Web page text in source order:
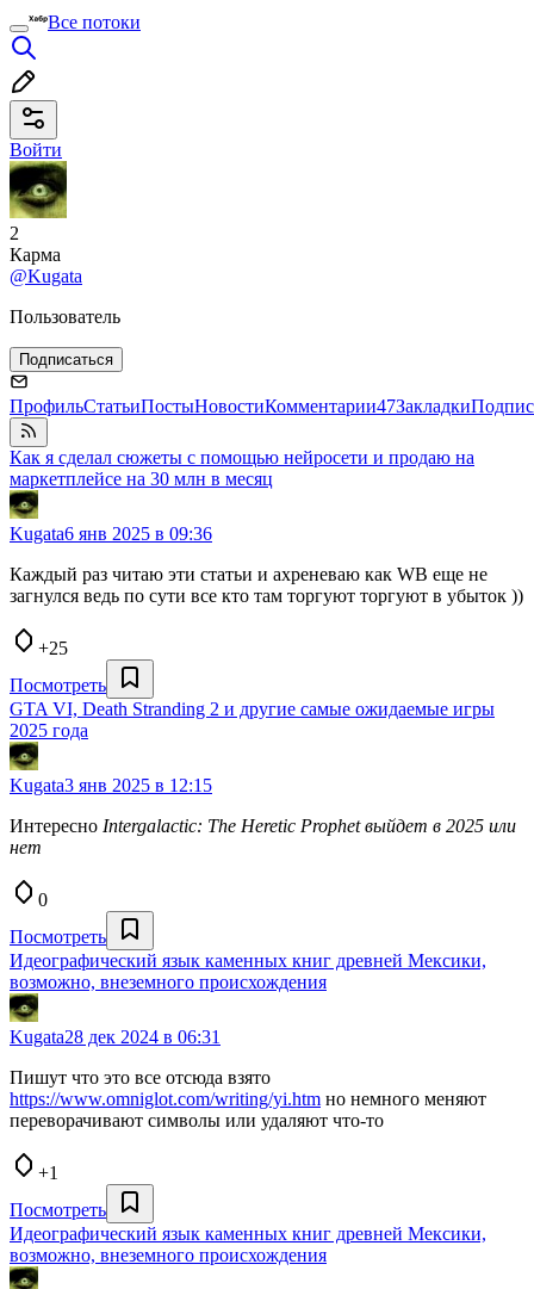
Все потоки
Войти
2
Карма
@Kugata
Пользователь
Подписаться
ПрофильСтатьиПостыНовостиКомментарии47Закладки
Как я сделал сюжеты с помощью нейросети и продаю на
маркетплейсе на 30 млн в месяц
Kugata6 янв 2025 в 09:36
Каждый раз читаю эти статьи и ахреневаю как WB еще не
загнулся ведь по сути все кто там торгуют торгуют в убыток ))
+25
Посмотреть
GTA VI, Death Stranding 2 и другие самые ожидаемые игры
2025 года
Kugata3 янв 2025 в 12:15
Интересно Intergalactic: The Heretic Prophet выйдет в 2025 или
нет
0
Посмотреть
Идеографический язык каменных книг древней Мексики,
возможно, внеземного происхождения
Kugata28 дек 2024 в 06:31
Пишут что это все отсюда взято
https://www.omniglot.com/writing/yi.htm но немного меняют
переворачивают символы или удаляют что-то
+1
Посмотреть
Идеографический язык каменных книг древней Мексики,
возможно, внеземного происхождения